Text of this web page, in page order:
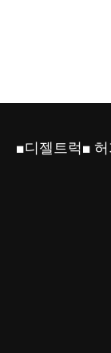
■디젤트럭■ 허